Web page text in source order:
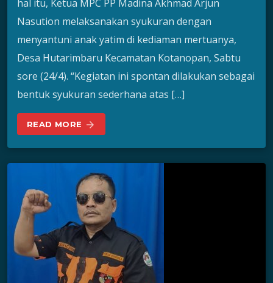
hal itu, Ketua MPC PP Madina Akhmad Arjun
Nasution melaksanakan syukuran dengan
menyantuni anak yatim di kediaman mertuanya,
Desa Hutarimbaru Kecamatan Kotanopan, Sabtu
sore (24/4). “Kegiatan ini spontan dilakukan sebagai
bentuk syukuran sederhana atas […]
READ MORE arrow_forward